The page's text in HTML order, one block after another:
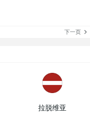
下一页
拉脱维亚